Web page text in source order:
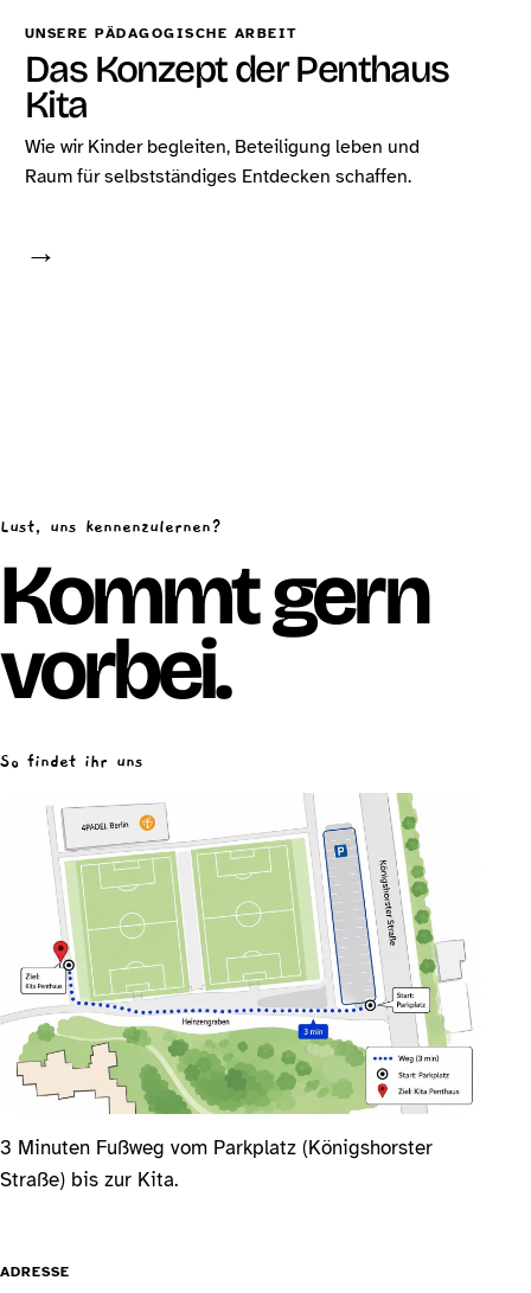
UNSERE PÄDAGOGISCHE ARBEIT
Das Konzept der Penthaus
Kita
Wie wir Kinder begleiten, Beteiligung leben und
Raum für selbstständiges Entdecken schaffen.
→
Lust, uns kennenzulernen?
Kommt gern
vorbei.
So findet ihr uns
3 Minuten Fußweg vom Parkplatz (Königshorster
Straße) bis zur Kita.
ADRESSE